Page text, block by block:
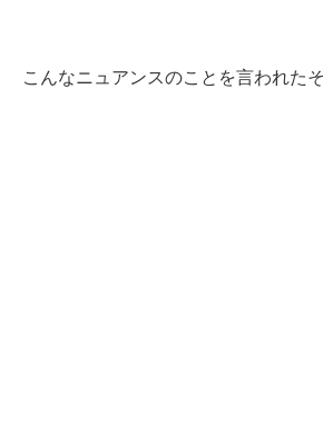
こんなニュアンスのことを言われたそ